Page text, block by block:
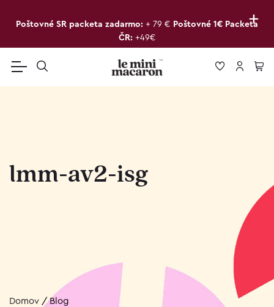
+
Poštovné SR packeta zadarmo: + 79 € Poštovné 1€ Packeta
ČR: +49€
lmm-av2-isg
Domov /Blog